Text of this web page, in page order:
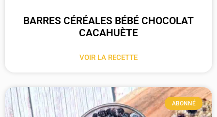
BARRES CÉRÉALES BÉBÉ CHOCOLAT
CACAHUÈTE
VOIR LA RECETTE
ABONNÉ